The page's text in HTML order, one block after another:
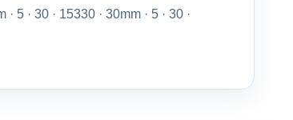
5 · 30 · 15330 · 30mm · 5 · 30 ·